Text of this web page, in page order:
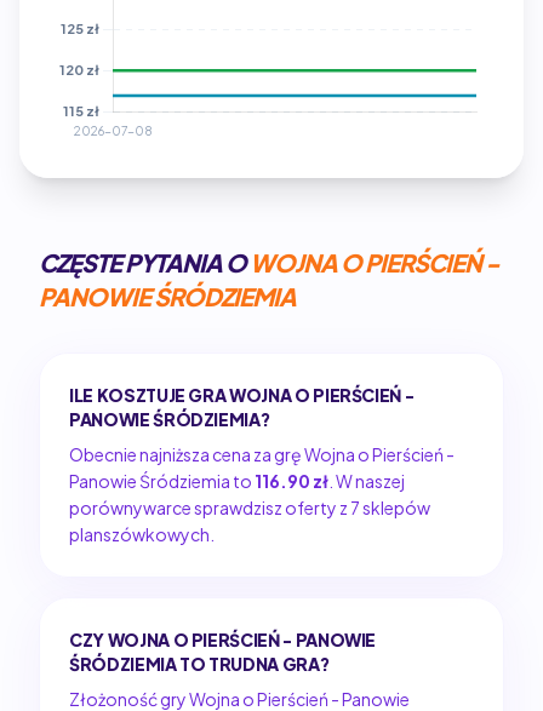
CZĘSTE PYTANIA O WOJNA O PIERŚCIEŃ -
PANOWIE ŚRÓDZIEMIA
ILE KOSZTUJE GRA WOJNA O PIERŚCIEŃ -
PANOWIE ŚRÓDZIEMIA?
Obecnie najniższa cena za grę Wojna o Pierścień -
Panowie Śródziemia to 116.90 zł . W naszej
porównywarce sprawdzisz oferty z 7 sklepów
planszówkowych.
CZY WOJNA O PIERŚCIEŃ - PANOWIE
ŚRÓDZIEMIA TO TRUDNA GRA?
Złożoność gry Wojna o Pierścień - Panowie